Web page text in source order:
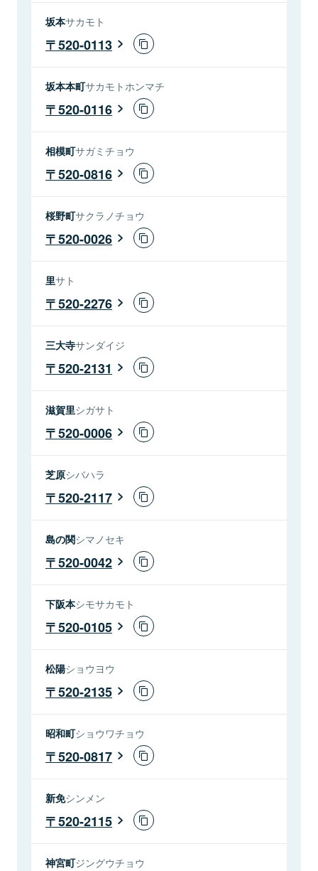
坂本サカモト
520-0113
坂本本町サカモトホンマチ
520-0116
相模町サガミチョウ
520-0816
桜野町サクラノチョウ
520-0026
里サト
520-2276
三大寺サンダイジ
520-2131
滋賀里シガサト
520-0006
芝原シバハラ
520-2117
島の関シマノセキ
520-0042
下阪本シモサカモト
520-0105
松陽ショウヨウ
520-2135
昭和町ショウワチョウ
520-0817
新免シンメン
520-2115
神宮町ジングウチョウ